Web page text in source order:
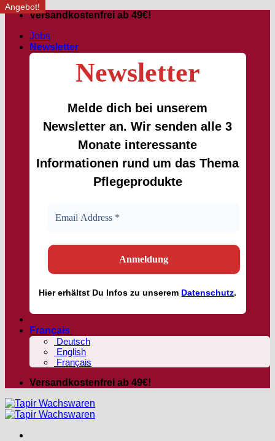
Passer
contenu
Versandkostenfrei ab 49€!
Jobs
Newsletter
Newsletter
Melde dich bei unserem
Newsletter an. Wir senden alle 3
Monate interessante
Informationen rund um das Thema
Pflegeprodukte
Hiererhältst Du Infos zu unserem Datenschutz.
Français
Deutsch
English
Français
Versandkostenfrei ab 49€!
Angebot!